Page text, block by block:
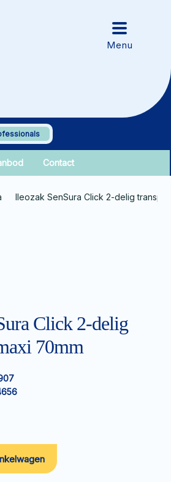
Contact
Ileozak SenSura Click 2-delig
Click 2-delig
70mm